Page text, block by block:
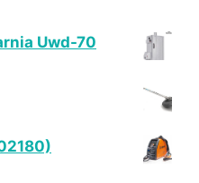
Uwd-70